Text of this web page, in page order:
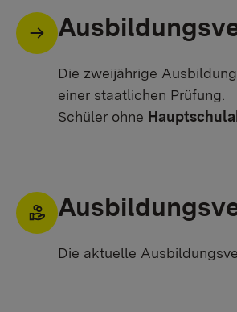
Die zweijährige
einer staatlichen Prüfung.
Schüler ohne
Die aktuelle